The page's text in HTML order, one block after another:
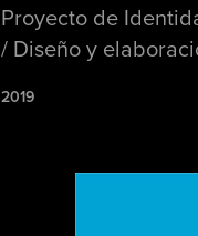
Proyecto de
/ Diseño y
2019